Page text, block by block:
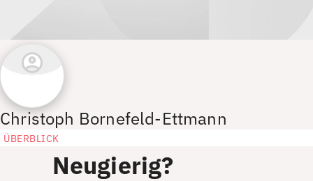
Christoph Bornefeld-Ettmann
ÜBERBLICK
Neugierig?